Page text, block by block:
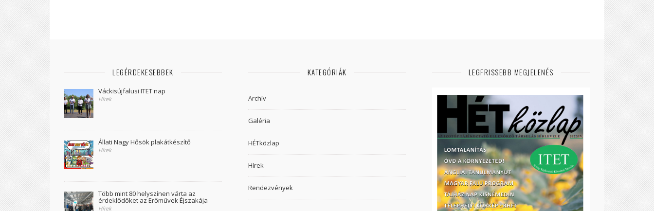
LEGÉRDEKESEBBEK
Váckisújfalusi ITET nap
Hírek
Állati Nagy Hősök plakátkészítő
Hírek
Több mint 80 helyszínen várta az
érdeklődőket az Erőművek Éjszakája
Hírek
KATEGÓRIÁK
Archív
Galéria
HÉTközlap
Hírek
Rendezvények
LEGFRISSEBB MEGJELENÉS